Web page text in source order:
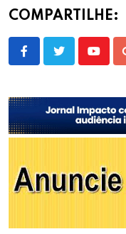
COMPARTILHE: